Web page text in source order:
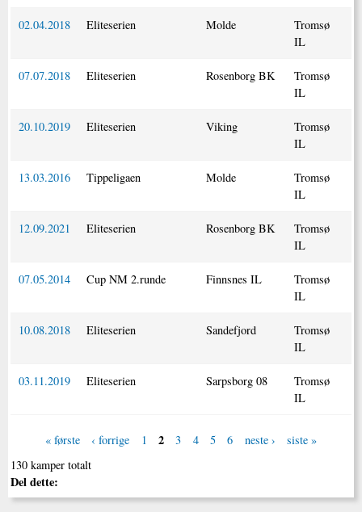
02.04.2018 Eliteserien Molde
Tromsø
IL
07.07.2018 Eliteserien Rosenborg BK
Tromsø
IL
20.10.2019 Eliteserien Viking
Tromsø
IL
13.03.2016 Tippeligaen Molde
Tromsø
IL
12.09.2021 Eliteserien Rosenborg BK
Tromsø
IL
07.05.2014 Cup NM 2.runde Finnsnes IL
Tromsø
IL
10.08.2018 Eliteserien Sandefjord
Tromsø
IL
03.11.2019 Eliteserien Sarpsborg 08
Tromsø
IL
« første ‹ forrige 1 2 3 4 5 6 neste ›
siste »
130 kamper totalt
Del dette: